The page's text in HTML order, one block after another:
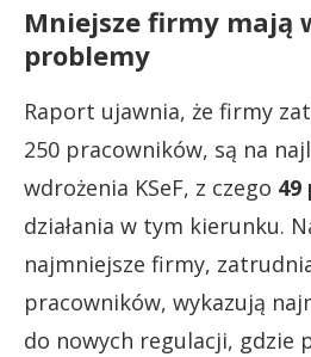
Mniejsze firmy mają
problemy
Raport ujawnia, że firmy
250 pracowników, są na
wdrożenia KSeF, z czego 49
działania w tym kierunku.
najmniejsze firmy,
pracowników, wykazują
do nowych regulacji, gdzie